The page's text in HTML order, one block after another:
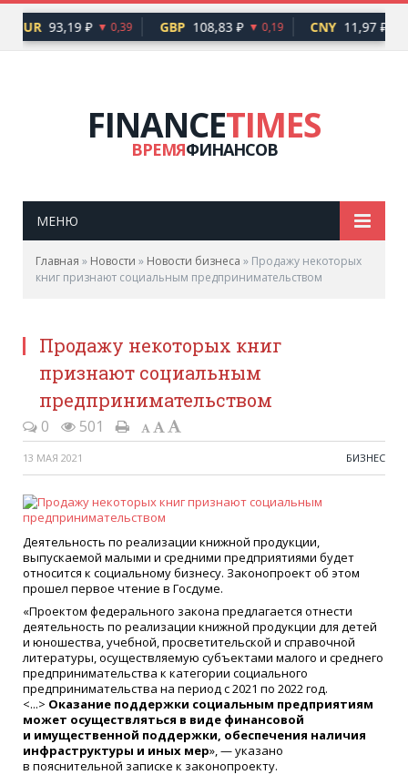
EUR 93,19 ₽ ▼ 0,39 GBP 108,83 ₽ ▼ 0,19 CNY 11,97 ₽
FINANCETIMES
ВРЕМЯФИНАНСОВ
МЕНЮ
Главная » Новости » Новости бизнеса » Продажу некоторых
книг признают социальным предпринимательством
Продажу некоторых книг
признают социальным
предпринимательством
0 501
13 МАЯ 2021 БИЗНЕС
Деятельность по реализации книжной продукции,
выпускаемой малыми и средними предприятиями будет
относится к социальному бизнесу. Законопроект об этом
прошел первое чтение в Госдуме.
«Проектом федерального закона предлагается отнести
деятельность по реализации книжной продукции для детей
и юношества, учебной, просветительской и справочной
литературы, осуществляемую субъектами малого и среднего
предпринимательства к категории социального
предпринимательства на период с 2021 по 2022 год.
<...> Оказание поддержки социальным предприятиям
может осуществляться в виде финансовой
и имущественной поддержки, обеспечения наличия
инфраструктуры и иных мер», — указано
в пояснительной записке к законопроекту.